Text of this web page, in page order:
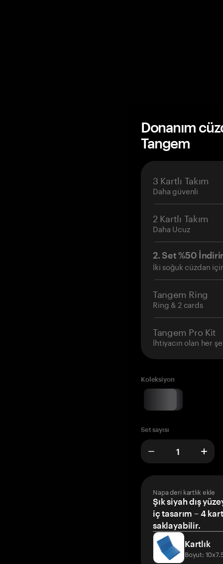
Donanım
Tangem
3 Kartlı Takım
Daha güvenli
2 Kartlı Takım
Daha Ucuz
2. Set %50
İki soğuk cüzdan
Tangem Ring
Ring & 2 cards
Tangem Pro Kit
İhtiyacın olan her
Koleksiyon
Set sayısı
Napa deri kartlık ekle
Şık siyah dış
iç tasarım – 4
saklayabilir.
Kartlık
Boyut: